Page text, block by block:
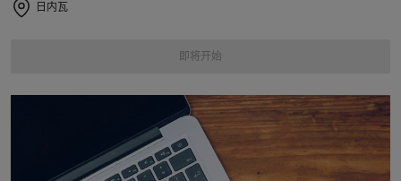
日内瓦
即将开始